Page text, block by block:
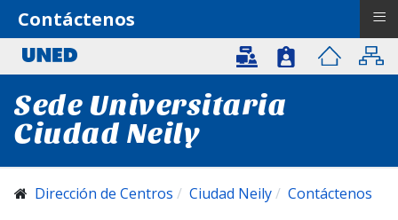
Sede Universitaria
Ciudad Neily
Dirección de Centros Ciudad Neily Contáctenos
Contáctenos ≡